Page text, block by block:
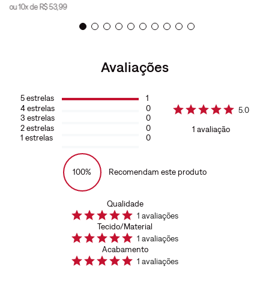
ou10x de R$ 53,99
Avaliações
5estrelas
4estrelas
3 estrelas
2estrelas
1 estrelas
1
0
0
0
0
5.0
1 avaliação
100% Recomendam este produto
Qualidade
1 avaliações
Tecido/Material
1 avaliações
Acabamento
1 avaliações